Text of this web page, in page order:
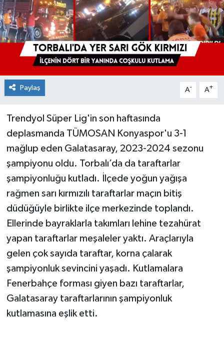
Paylaş A- A+
Trendyol Süper Lig'in son haftasında
deplasmanda TÜMOSAN Konyaspor'u 3-1
mağlup eden Galatasaray, 2023-2024 sezonu
şampiyonu oldu. Torbalı’da da taraftarlar
şampiyonluğu kutladı. İlçede yoğun yağışa
rağmen sarı kırmızılı taraftarlar maçın bitiş
düdüğüyle birlikte ilçe merkezinde toplandı.
Ellerinde bayraklarla takımları lehine tezahürat
yapan taraftarlar meşaleler yaktı. Araçlarıyla
gelen çok sayıda taraftar, korna çalarak
şampiyonluk sevincini yaşadı. Kutlamalara
Fenerbahçe forması giyen bazı taraftarlar,
Galatasaray taraftarlarının şampiyonluk
kutlamasına eşlik etti.